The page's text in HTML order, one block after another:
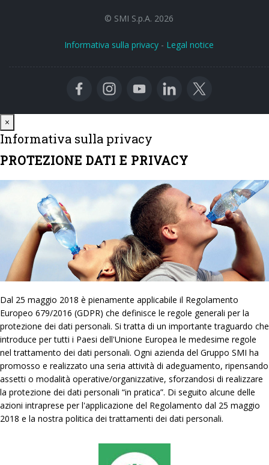
© SMI S.p.A. 2026
Informativa sulla privacy - Legal notice
×
Informativa sulla privacy
PROTEZIONE DATI E PRIVACY
Dal 25 maggio 2018 è pienamente applicabile il Regolamento
Europeo 679/2016 (GDPR) che definisce le regole generali per la
protezione dei dati personali. Si tratta di un importante traguardo che
introduce per tutti i Paesi dell'Unione Europea le medesime regole
nel trattamento dei dati personali. Ogni azienda del Gruppo SMI ha
promosso e realizzato una seria attività di adeguamento, ripensando
assetti o modalità operative/organizzative, sforzandosi di realizzare
la protezione dei dati personali “in pratica”. Di seguito alcune delle
azioni intraprese per l'applicazione del Regolamento dal 25 maggio
2018 e la nostra politica dei trattamenti dei dati personali.